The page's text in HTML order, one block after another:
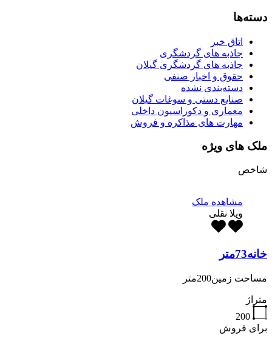
دسته‌ها
اتاق خبر
جاذبه های گردشگری
جاذبه های گردشگری گیلان
حقوق و اخبار صنفی
دسته‌بندی نشده
صنایع دستی و سوغات گیلان
معماری و دکوراسیون داخلی
مهارت های مذاکره و فروش
ملک های ویژه
شاخص
مشاهده ملک
ویلا نقلی
خانه73متر
مساحت زمین200متر
متراژ
200
برای فروش